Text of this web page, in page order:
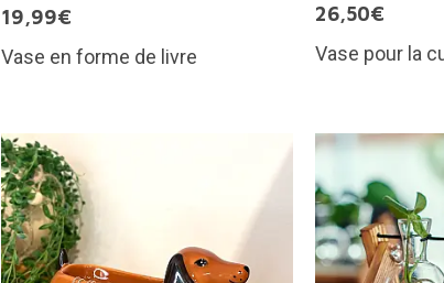
19,99€
Vase en forme de livre
26,50€
Vase pour la